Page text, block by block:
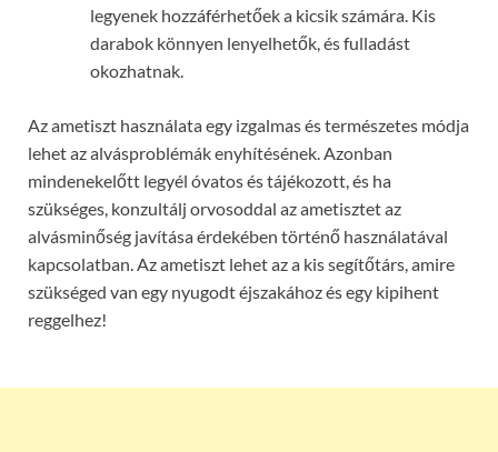
legyenek hozzáférhetőek a kicsik számára. Kis
darabok könnyen lenyelhetők, és fulladást
okozhatnak.
Az ametiszt használata egy izgalmas és természetes módja
lehet az alvásproblémák enyhítésének. Azonban
mindenekelőtt legyél óvatos és tájékozott, és ha
szükséges, konzultálj orvosoddal az ametisztet az
alvásminőség javítása érdekében történő használatával
kapcsolatban. Az ametiszt lehet az a kis segítőtárs, amire
szükséged van egy nyugodt éjszakához és egy kipihent
reggelhez!